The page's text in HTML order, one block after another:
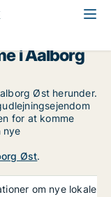
i Aalborg
Øst herunder.
for at komme
nye
Øst.
om nye lokaler